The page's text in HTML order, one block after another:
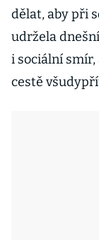
dělat, aby při
udržela
i sociální
cestě